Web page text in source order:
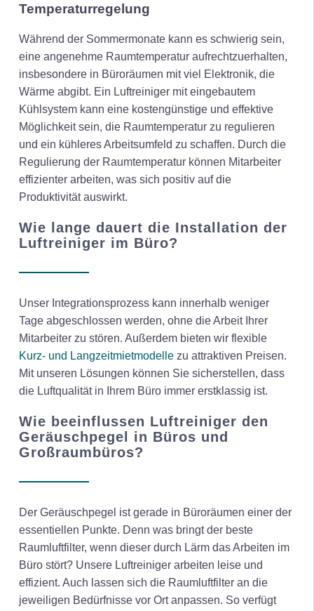
Temperaturregelung
Während der Sommermonate kann es schwierig sein,
eine angenehme Raumtemperatur aufrechtzuerhalten,
insbesondere in Büroräumen mit viel Elektronik, die
Wärme abgibt. Ein Luftreiniger mit eingebautem
Kühlsystem kann eine kostengünstige und effektive
Möglichkeit sein, die Raumtemperatur zu regulieren
und ein kühleres Arbeitsumfeld zu schaffen. Durch die
Regulierung der Raumtemperatur können Mitarbeiter
effizienter arbeiten, was sich positiv auf die
Produktivität auswirkt.
Wie lange dauert die Installation der
Luftreiniger im Büro?
Unser Integrationsprozess kann innerhalb weniger
Tage abgeschlossen werden, ohne die Arbeit Ihrer
Mitarbeiter zu stören. Außerdem bieten wir flexible
Kurz- und Langzeitmietmodellezu attraktiven Preisen.
Mit unseren Lösungen können Sie sicherstellen, dass
die Luftqualität in Ihrem Büro immer erstklassig ist.
Wie beeinflussen Luftreiniger den
Geräuschpegel in Büros und
Großraumbüros?
Der Geräuschpegel ist gerade in Büroräumen einer der
essentiellen Punkte. Denn was bringt der beste
Raumluftfilter, wenn dieser durch Lärm das Arbeiten im
Büro stört? Unsere Luftreiniger arbeiten leise und
effizient. Auch lassen sich die Raumluftfilter an die
jeweiligen Bedürfnisse vor Ort anpassen. So verfügt